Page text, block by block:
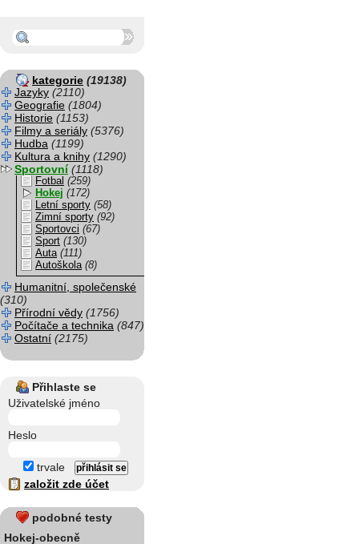
kategorie (19138)
Jazyky (2110)
Geografie (1804)
Historie (1153)
Filmy a seriály (5376)
Hudba (1199)
Kultura a knihy (1290)
Sportovní (1118)
Fotbal (259)
Hokej (172)
Letní sporty (58)
Zimní sporty (92)
Sportovci (67)
Sport (130)
Auta (111)
Autoškola (8)
Humanitní, společenské
(310)
Přírodní vědy (1756)
Počítače a technika (847)
Ostatní (2175)
Přihlaste se
Uživatelské jméno
Heslo
trvale
založit zde účet
podobné testy
Hokej-obecně